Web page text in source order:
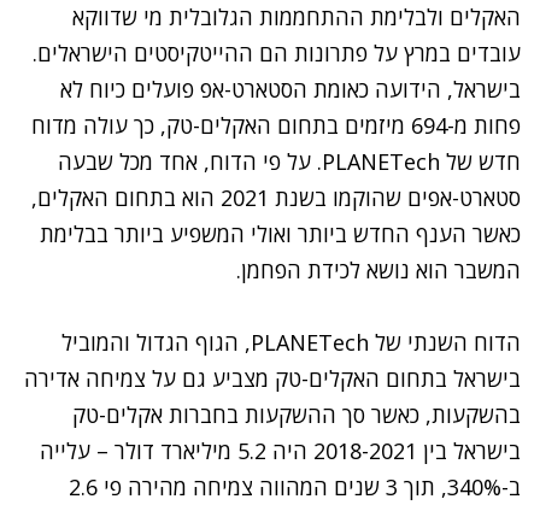
האקלים ולבלימת ההתחממות הגלובלית מי שדווקא
עובדים במרץ על פתרונות הם ההייטקיסטים הישראלים.
בישראל, הידועה כאומת הסטארט-אפ פועלים כיוח לא
פחות מ-694 מיזמים בתחום האקלים-טק, כך עולה מדוח
חדש של PLANETech. על פי הדוח, אחד מכל שבעה
סטארט-אפים שהוקמו בשנת 2021 הוא בתחום האקלים,
כאשר הענף החדש ביותר ואולי המשפיע ביותר בבלימת
המשבר הוא נושא לכידת הפחמן.
הדוח השנתי של PLANETech, הגוף הגדול והמוביל
בישראל בתחום האקלים-טק מצביע גם על צמיחה אדירה
בהשקעות, כאשר סך ההשקעות בחברות אקלים-טק
בישראל בין 2018-2021 היה 5.2 מיליארד דולר – עלייה
ב-340%, תוך 3 שנים המהווה צמיחה מהירה פי 2.6